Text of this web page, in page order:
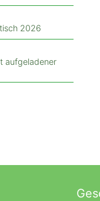
2026
aufgeladener